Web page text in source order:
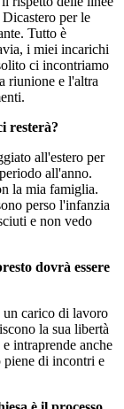
per le
Tutto è
i miei incarichi
ci incontriamo
riunione e l'altra
resterà?
all'estero per
all'anno.
la mia famiglia.
perso l'infanzia
e non vedo
dovrà essere
un carico di lavoro
la sua libertà
intraprende anche
piene di incontri e